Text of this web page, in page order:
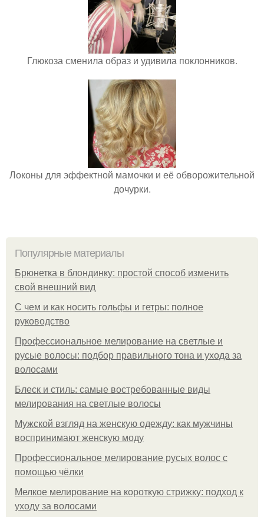
Глюкоза сменила образ и удивила поклонников.
Локоны для эффектной мамочки и её обворожительной
дочурки.
Популярные материалы
Брюнетка в блондинку: простой способ изменить
свой внешний вид
С чем и как носить гольфы и гетры: полное
руководство
Профессиональное мелирование на светлые и
русые волосы: подбор правильного тона и ухода за
волосами
Блеск и стиль: самые востребованные виды
мелирования на светлые волосы
Мужской взгляд на женскую одежду: как мужчины
воспринимают женскую моду
Профессиональное мелирование русых волос с
помощью чёлки
Мелкое мелирование на короткую стрижку: подход к
уходу за волосами